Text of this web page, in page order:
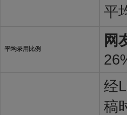
平
平均录用比例
网
经
稿